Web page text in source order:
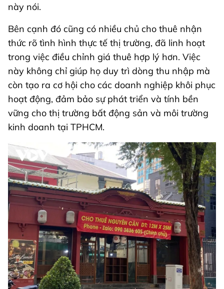
này nói.
Bên cạnh đó cũng có nhiều chủ cho thuê nhận
thức rõ tình hình thực tế thị trường, đã linh hoạt
trong việc điều chỉnh giá thuê hợp lý hơn. Việc
này không chỉ giúp họ duy trì dòng thu nhập mà
còn tạo ra cơ hội cho các doanh nghiệp khôi phục
hoạt động, đảm bảo sự phát triển và tính bền
vững cho thị trường bất động sản và môi trường
kinh doanh tại TPHCM.